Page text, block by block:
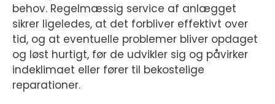
behov. Regelmæssig service af anlægget
sikrer ligeledes, at det forbliver effektivt over
tid, og at eventuelle problemer bliver opdaget
og løst hurtigt, før de udvikler sig og påvirker
indeklimaet eller fører til bekostelige
reparationer.